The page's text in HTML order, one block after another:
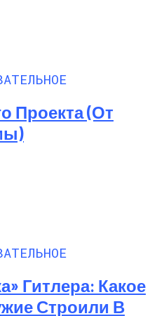
Проекта (от
Гитлера: Какое
Строили В